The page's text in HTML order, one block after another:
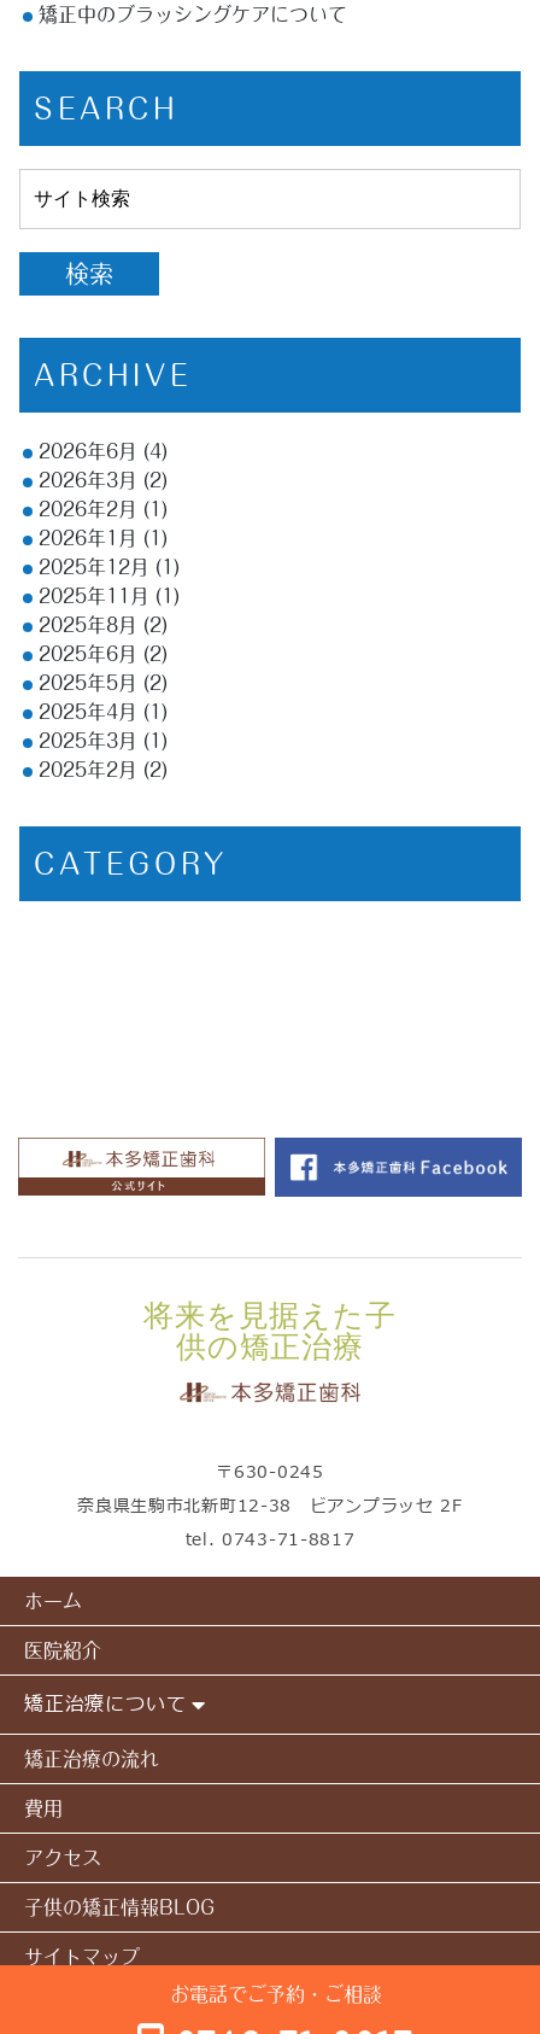
矯正中のブラッシングケアについて
SEARCH
ARCHIVE
2026年6月
(4)
2026年3月
(2)
2026年2月
(1)
2026年1月
(1)
2025年12月
(1)
2025年11月
(1)
2025年8月
(2)
2025年6月
(2)
2025年5月
(2)
2025年4月
(1)
2025年3月
(1)
2025年2月
(2)
CATEGORY
将来を見据えた子
供の矯正治療
〒630-0245
奈良県生駒市北新町12-38 ビアンプラッセ 2F
tel.0743-71-8817
ホーム
医院紹介
矯正治療について
矯正治療の流れ
費用
アクセス
子供の矯正情報BLOG
サイトマップ
お電話でご予約・ご相談